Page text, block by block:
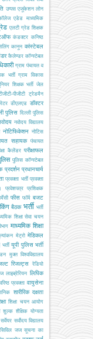
उप्पस एजूकेशन लोन
एडेड माध्यमिक
एलटी ग्रेड शिक्षक
कंडक्टर कनिष्ठ
कानून कांस्टेबल
कैलेण्डर कॉन्स्टेबल
ग्राम पंचायत व
भर्ती ग्राम विकास
शिक्षक भर्ती जेल
पीजीटी
ट्रेडमैन
डीएलएड डॉक्टर
पुलिस दिल्ली पुलिस
नवोदय विद्यालय
नोटिफिकेशन नोटिस
सहायक पंचायत
कैलेंडर परीक्षाफल
पुलिस कॉन्स्टेबल
प्रदर्शन प्रधानचार्य
प्रवक्ता भर्ती प्रवक्ता
प्रवेशपत्र प्रशिक्षक
फीस फॉर्म बजट
बैठक भर्ती भर्ती
शिक्षा सेवा चयन
माध्यमिक शिक्षा
मेट्रो मेडिकल
यूपी पुलिस भर्ती
मुक्त विश्वविद्यालय
रिजल्ट्स
रेडियो
लाइब्रेरियन लिपिक
वरिष्ठ प्रवक्ता वायुसेना
शारीरिक दक्षता
शिक्षा चयन आयोग
शुल्क शैक्षिक योग्यता
सर्वेयर सर्वोदय विद्यालय
सिविल जज सूचना का